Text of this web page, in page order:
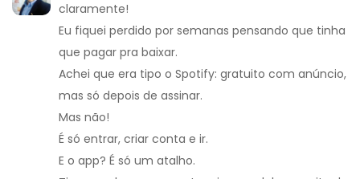
claramente!
Eu fiquei perdido por semanas pensando que tinha
que pagar pra baixar.
Achei que era tipo o Spotify: gratuito com anúncio,
mas só depois de assinar.
Mas não!
É só entrar, criar conta e ir.
E o app? É só um atalho.